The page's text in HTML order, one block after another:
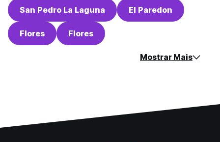
San Pedro La Laguna El Paredon
Flores Flores
Mostrar Mais